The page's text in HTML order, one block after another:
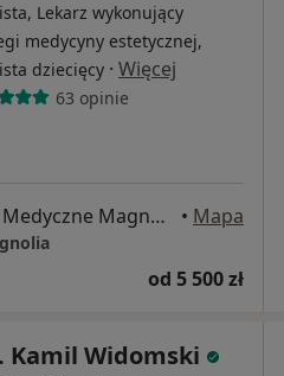
Lekarz wykonujący
medycyny estetycznej,
dziecięcy · Więcej
63 opinie
ul. Sarnia 2, Centrum Medyczne Magnolia Jagodno, Wrocław • Mapa
od 5 500 zł
Kamil Widomski